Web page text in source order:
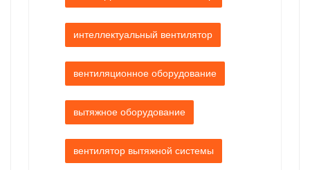
интеллектуальный вентилятор
вентиляционное оборудование
вытяжное оборудование
вентилятор вытяжной системы